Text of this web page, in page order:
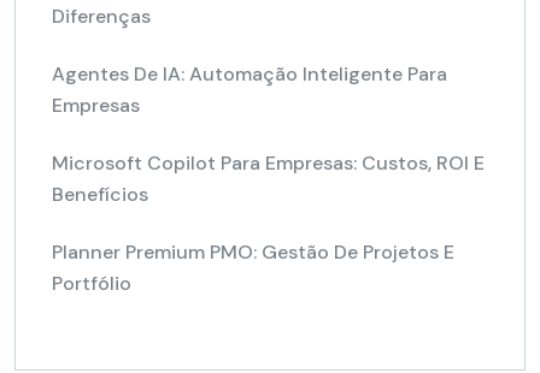
Diferenças
Agentes De IA: Automação Inteligente Para
Empresas
Microsoft Copilot Para Empresas: Custos, ROI E
Benefícios
Planner Premium PMO: Gestão De Projetos E
Portfólio